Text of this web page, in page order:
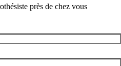
près de chez vous